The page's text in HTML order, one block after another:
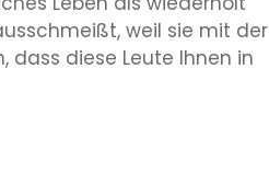
weil sie mit der
dass diese Leute Ihnen in